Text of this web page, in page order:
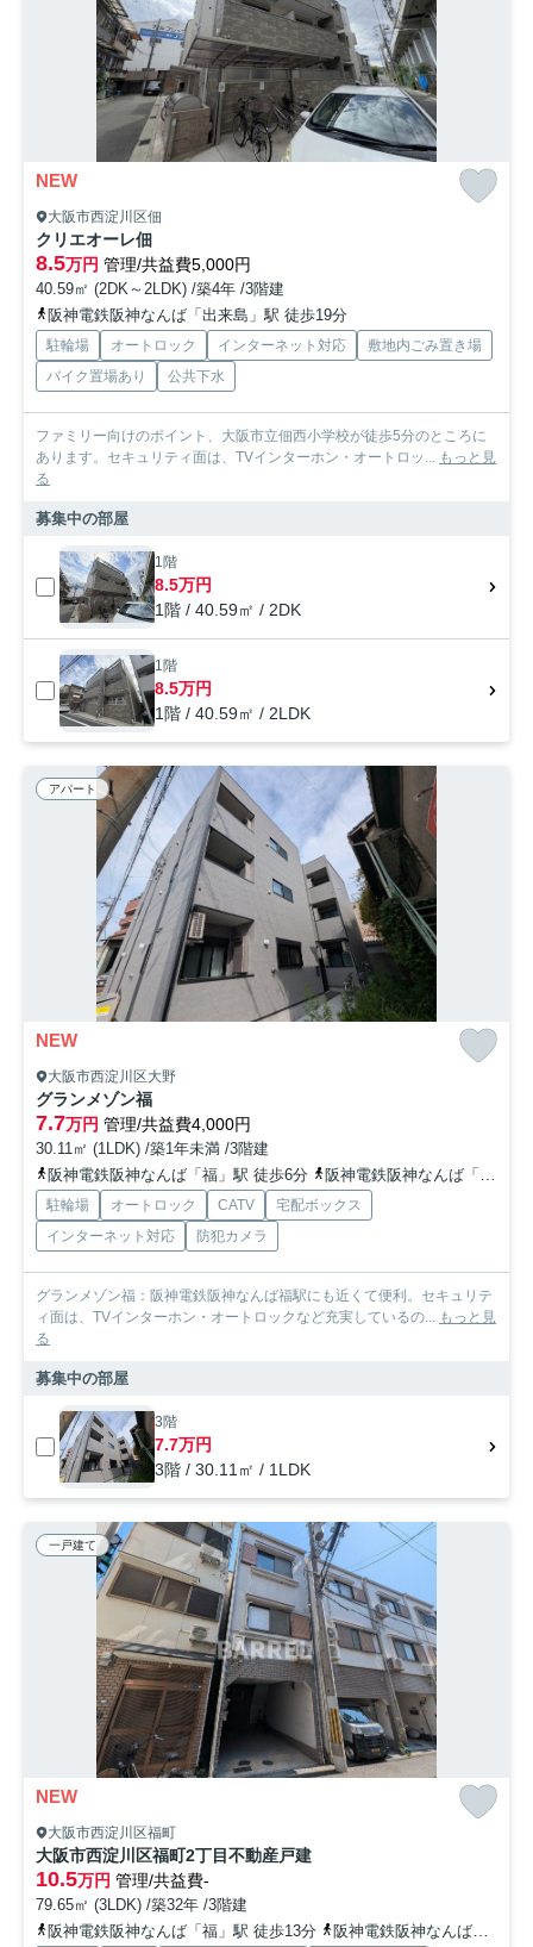
NEW
大阪市西淀川区佃
クリエオーレ佃
8.5万円 管理/共益費5,000円
40.59㎡ (2DK～2LDK) /築4年 /3階建
阪神電鉄阪神なんば「出来島」駅 徒歩19分
駐輪場 オートロック インターネット対応
敷地内ごみ置き場
バイク置場あり
公共下水
ファミリー向けのポイント、大阪市立佃西小学校が徒歩5分のところに
あります。セキュリティ面は、TVインターホン・オートロッ... もっと見
る
募集中の部屋
1階
8.5万円
1階 / 40.59㎡ / 2DK
1階
8.5万円
1階 / 40.59㎡ / 2LDK
アパート
NEW
大阪市西淀川区大野
グランメゾン福
7.7万円 管理/共益費4,000円
30.11㎡ (1LDK) /築1年未満 /3階建
阪神電鉄阪神なんば「福」駅 徒歩6分
阪神電鉄阪神なんば「出来島」駅 徒歩13分
駐輪場 オートロック CATV
宅配ボックス
インターネット対応
防犯カメラ
グランメゾン福：阪神電鉄阪神なんば福駅にも近くて便利。セキュリテ
ィ面は、TVインターホン・オートロックなど充実しているの... もっと見
る
募集中の部屋
3階
7.7万円
3階 / 30.11㎡ / 1LDK
一戸建て
NEW
大阪市西淀川区福町
大阪市西淀川区福町2丁目不動産戸建
10.5万円 管理/共益費-
79.65㎡ (3LDK) /築32年 /3階建
阪神電鉄阪神なんば「福」駅 徒歩13分
阪神電鉄阪神なんば「伝法」駅 徒歩22分